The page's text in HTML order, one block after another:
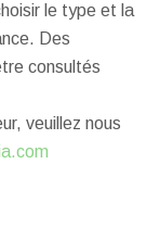
le type et la
Des
consultés
veuillez nous